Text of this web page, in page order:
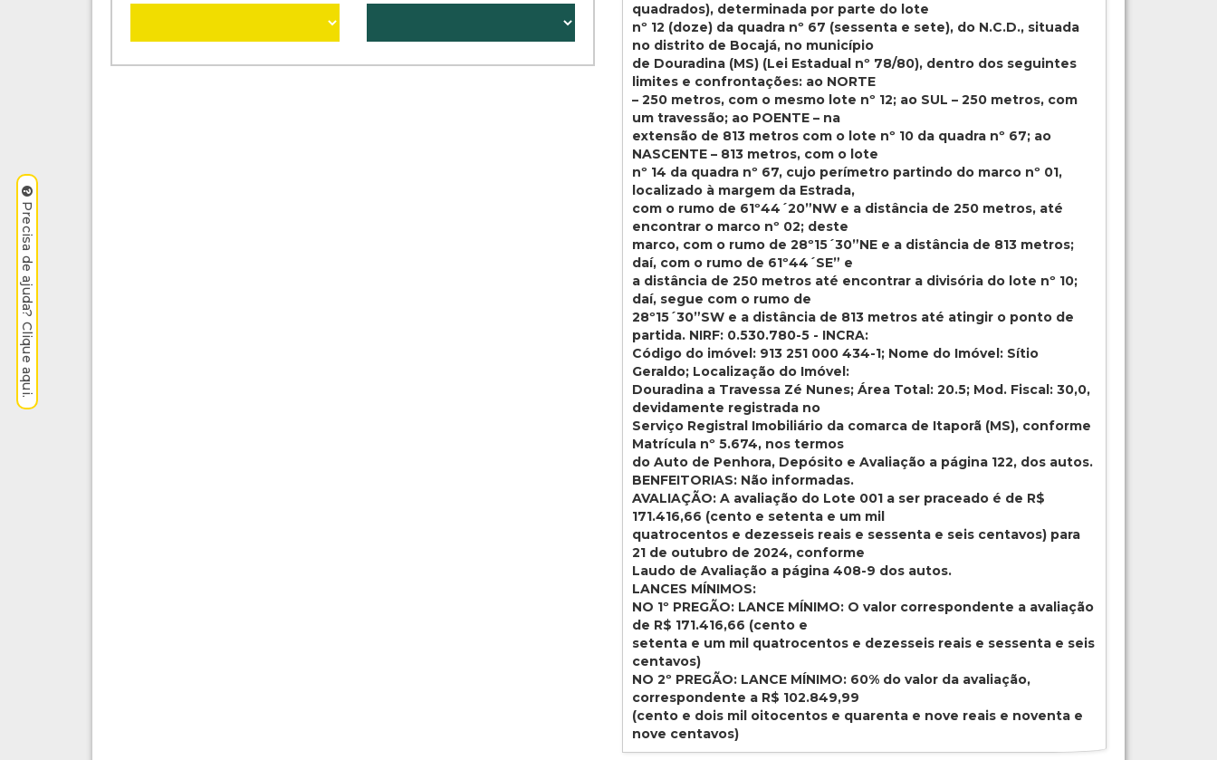
quadrados), determinada por parte do lote
nº 12 (doze) da quadra nº 67 (sessenta e sete), do N.C.D., situada
no distrito de Bocajá, no município
de Douradina (MS) (Lei Estadual nº 78/80), dentro dos seguintes
limites e confrontações: ao NORTE
– 250 metros, com o mesmo lote nº 12; ao SUL – 250 metros, com
um travessão; ao POENTE – na
extensão de 813 metros com o lote nº 10 da quadra nº 67; ao
NASCENTE – 813 metros, com o lote
nº 14 da quadra nº 67, cujo perímetro partindo do marco nº 01,
localizado à margem da Estrada,
com o rumo de 61º44´20”NW e a distância de 250 metros, até
encontrar o marco nº 02; deste
marco, com o rumo de 28º15´30”NE e a distância de 813 metros;
daí, com o rumo de 61º44´SE” e
a distância de 250 metros até encontrar a divisória do lote nº 10;
daí, segue com o rumo de
28º15´30”SW e a distância de 813 metros até atingir o ponto de
partida. NIRF: 0.530.780-5 - INCRA:
Código do imóvel: 913 251 000 434-1; Nome do Imóvel: Sítio
Geraldo; Localização do Imóvel:
Douradina a Travessa Zé Nunes; Área Total: 20.5; Mod. Fiscal: 30,0,
devidamente registrada no
Serviço Registral Imobiliário da comarca de Itaporã (MS), conforme
Matrícula nº 5.674, nos termos
do Auto de Penhora, Depósito e Avaliação a página 122, dos autos.
BENFEITORIAS: Não informadas.
AVALIAÇÃO: A avaliação do Lote 001 a ser praceado é de R$
171.416,66 (cento e setenta e um mil
quatrocentos e dezesseis reais e sessenta e seis centavos) para
21 de outubro de 2024, conforme
Laudo de Avaliação a página 408-9 dos autos.
LANCES MÍNIMOS:
NO 1º PREGÃO: LANCE MÍNIMO: O valor correspondente a avaliação
de R$ 171.416,66 (cento e
setenta e um mil quatrocentos e dezesseis reais e sessenta e seis
centavos)
NO 2º PREGÃO: LANCE MÍNIMO: 60% do valor da avaliação,
correspondente a R$ 102.849,99
(cento e dois mil oitocentos e quarenta e nove reais e noventa e
nove centavos)
Precisa de ajuda? Clique aqui.